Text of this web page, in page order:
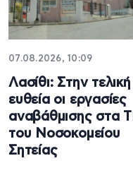
07.08.2026, 10:09
Λασίθι: Στην τελική
ευθεία οι εργασίες
αναβάθμισης στα
του Νοσοκομείου
Σητείας